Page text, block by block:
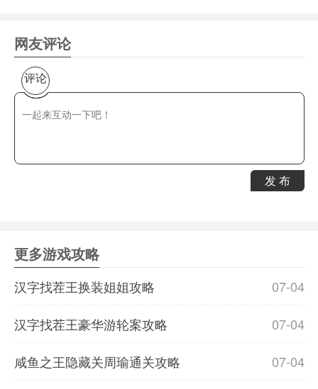
网友评论
评论
发 布
更多游戏攻略
07-04
汉字找茬王换装姐姐攻略
07-04
汉字找茬王豪华游轮案攻略
07-04
咸鱼之王隐藏关周瑜通关攻略